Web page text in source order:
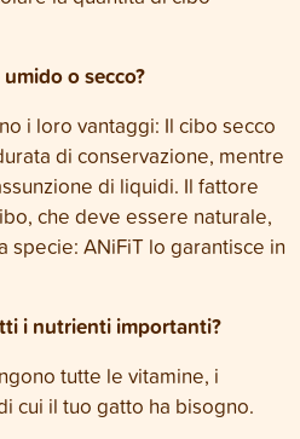
o secco?
i loro vantaggi: Il cibo secco
di conservazione, mentre
di liquidi. Il fattore
che deve essere naturale,
specie: ANiFiT lo garantisce in
i nutrienti importanti?
tutte le vitamine, i
cui il tuo gatto ha bisogno.